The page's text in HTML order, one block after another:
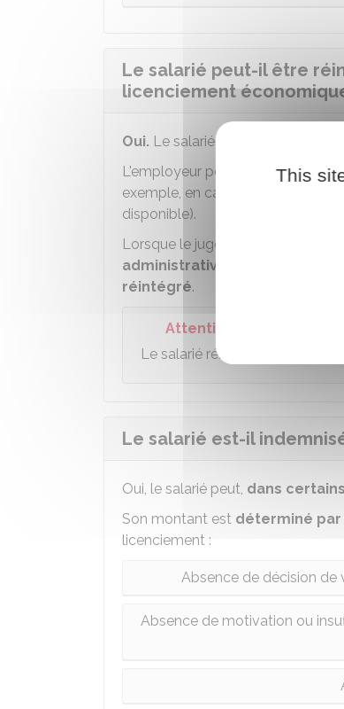
Le salarié peut-il être
licenciement
Oui. Le salarié peut demander sa
L'employeur peut toutefois
exemple, en cas de fermeture de
disponible).
Lorsque le juge
annule le PSE
administrative de validation
réintégré.
Attention
Le salarié réintégré doit
Le salarié est-il
Oui, le salarié peut, dans
Son montant est déterminé par
licenciement :
Absence de décision
Absence de motivation ou
This